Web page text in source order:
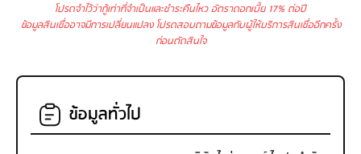
โปรดจำไว้ว่ากู้เท่าที่จำเป็นและชำระคืนไหว อัตราดอกเบี้ย 17% ต่อปี
ข้อมูลสินเชื่ออาจมีการเปลี่ยนแปลง โปรดสอบถามข้อมูลกับผู้ให้บริการสินเชื่ออีกครั้ง
ก่อนตัดสินใจ
ข้อมูลทั่วไป